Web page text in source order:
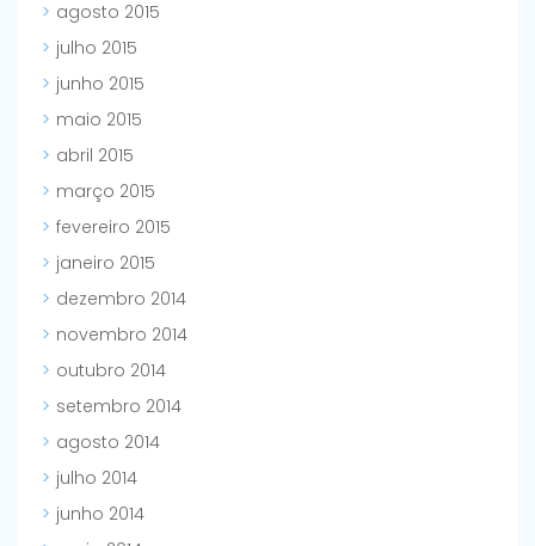
agosto 2015
julho 2015
junho 2015
maio 2015
abril 2015
março 2015
fevereiro 2015
janeiro 2015
dezembro 2014
novembro 2014
outubro 2014
setembro 2014
agosto 2014
julho 2014
junho 2014